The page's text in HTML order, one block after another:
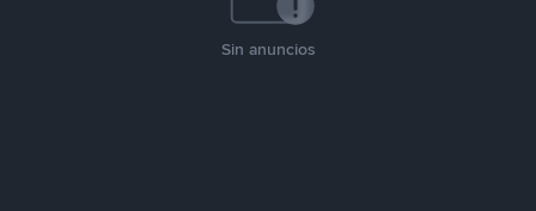
Sin anuncios